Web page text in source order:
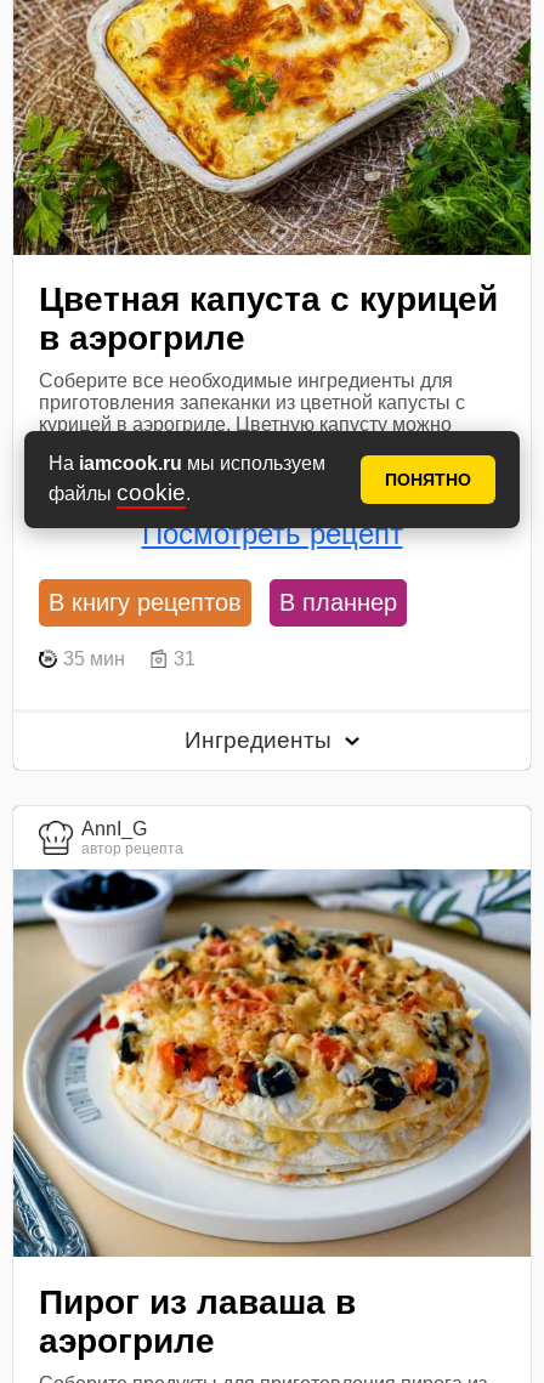
На iamcook.ru мы используем
файлы cookie.
ПОНЯТНО
Цветная капуста с курицей
в аэрогриле
Соберите все необходимые ингредиенты для
приготовления запеканки из цветной капусты с
курицей в аэрогриле. Цветную капусту можно
втором случае ее надо будет полностью
разморозить...
Посмотреть рецепт
В книгу рецептов В планнер
35 мин 31
Ингредиенты
AnnI_G
автор рецепта
Пирог из лаваша в
аэрогриле